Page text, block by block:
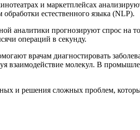
и маркетплейсах
естественного языка (NLP).
прогнозируют спрос на
операций в секунду.
врачам диагностировать
взаимодействие молекул. В
и решения сложных проблем,